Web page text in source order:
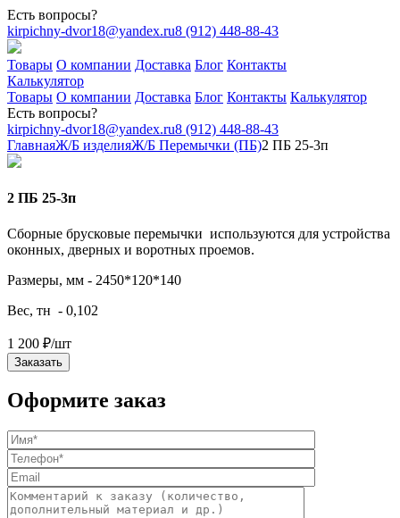
Есть вопросы?
kirpichny-dvor18@yandex.ru8 (912) 448-88-43
Товары О компании Доставка Блог Контакты
Калькулятор
Товары О компании Доставка Блог Контакты Калькулятор
Есть вопросы?
kirpichny-dvor18@yandex.ru8 (912) 448-88-43
ГлавнаяЖ/Б изделияЖ/Б Перемычки (ПБ)2 ПБ 25-3п
2 ПБ 25-3п
Сборные брусковые перемычки используются для устройства
оконных, дверных и воротных проемов.
Размеры, мм - 2450*120*140
Вес, тн - 0,102
1 200 ₽/шт
Заказать
Оформите заказ